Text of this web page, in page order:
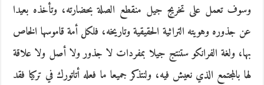
وسوف تعمل على تخريج جيل منقطع الصلة بحضارته، وتأخذه بعيدا
عن جذوره وهويته التراثية الحقيقية وتاريخه، فلكل أمة قاموسها الخاص
بها، ولغة الفرانكو ستنتج جيلا بمفردات لا جذور ولا أصل ولا علاقة
لها بالمجتمع الذي نعيش فيه، ولنتذكر جميعا ما فعله أتاتورك في تركيا فقد